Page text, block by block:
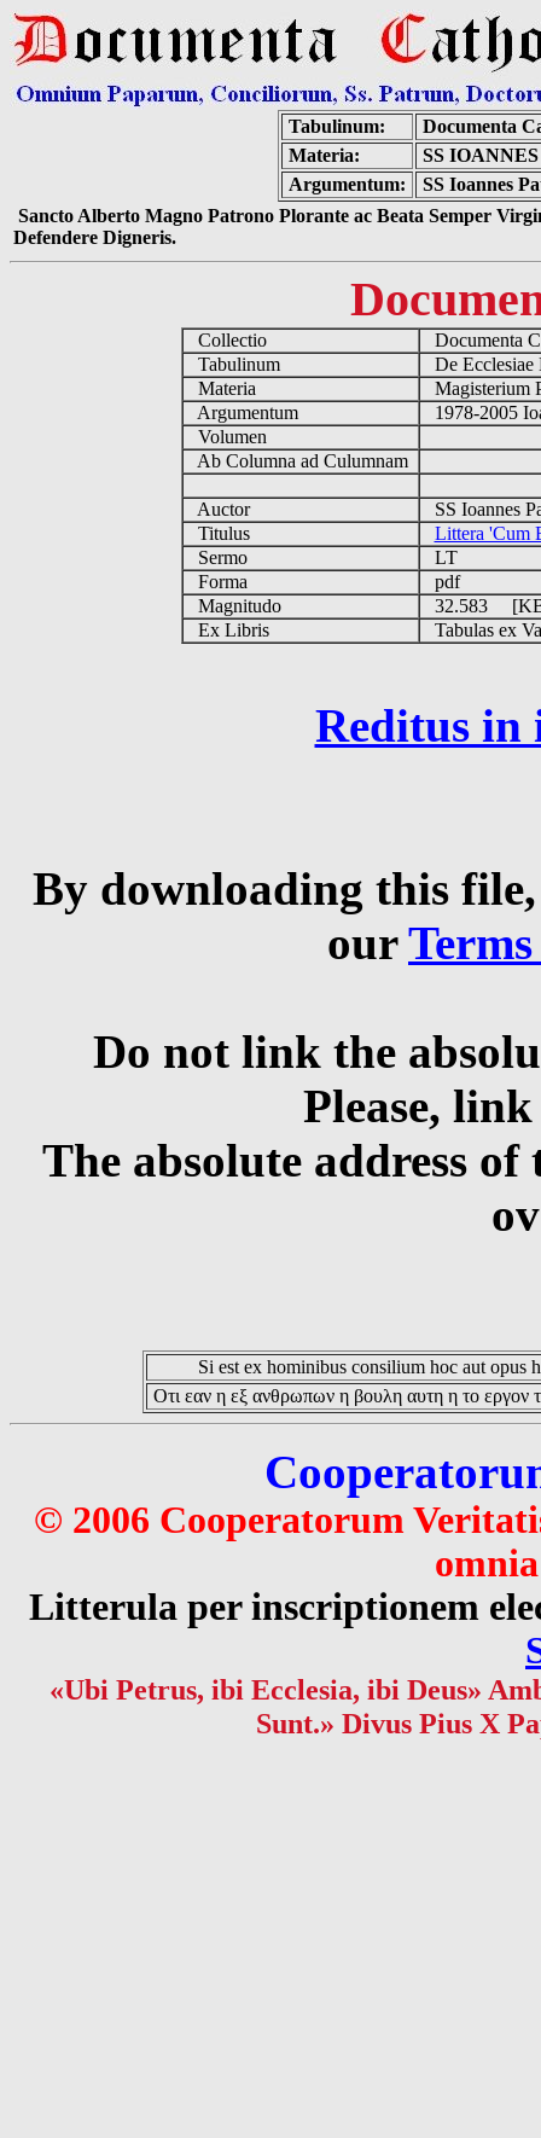
Tabulinum:
Documenta
Materia:
SS
Argumentum:
SS Ioannes
Sancto Alberto Magno Patrono Plorante ac Beata Semper
Defendere Digneris.
Collectio
Documenta
Tabulinum
De
Materia
Magisterium
Argumentum
1978-2005
Volumen
Ab Columna ad Culumnam
Auctor
SS Ioannes
Titulus
Littera 'Cum
Sermo
LT
Forma
pdf
Magnitudo
32.583
Ex Libris
Tabulas ex
Reditus in
By downloading this
our
Do not link the
Please,
The absolute address
Si est ex hominibus consilium hoc aut opus
Οτι εαν η εξ ανθρωπων η βουλη αυτη η το εργον
© 2006 Cooperatorum
Litterula per inscriptionem
«Ubi Petrus, ibi Ecclesia, ibi Deus»
Sunt.» Divus Pius X